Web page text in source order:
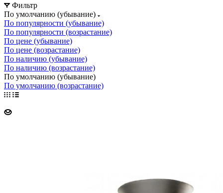
Фильтр
По умолчанию (убывание)
По популярности (убывание)
По популярности (возрастание)
По цене (убывание)
По цене (возрастание)
По наличию (убывание)
По наличию (возрастание)
По умолчанию (убывание)
По умолчанию (возрастание)